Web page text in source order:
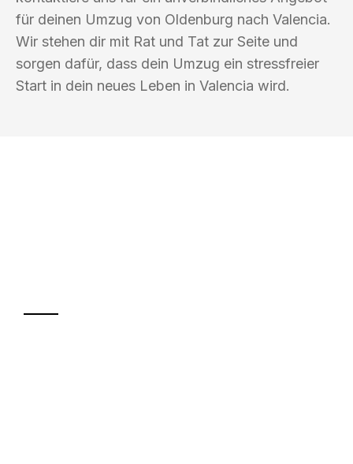
für deinen Umzug von Oldenburg nach Valencia.
Wir stehen dir mit Rat und Tat zur Seite und
sorgen dafür, dass dein Umzug ein stressfreier
Start in dein neues Leben in Valencia wird.